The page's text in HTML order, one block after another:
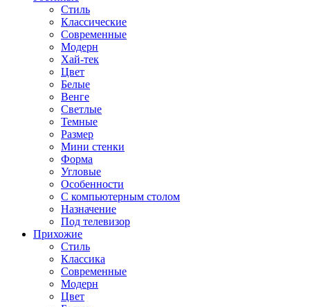
Стиль
Классические
Современные
Модерн
Хай-тек
Цвет
Белые
Венге
Светлые
Темные
Размер
Мини стенки
Форма
Угловые
Особенности
С компьютерным столом
Назначение
Под телевизор
Прихожие
Стиль
Классика
Современные
Модерн
Цвет